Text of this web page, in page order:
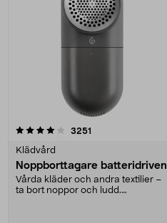
3251
Klädvård
Noppborttagare batteridriven
Vårda kläder och andra textilier –
ta bort noppor och ludd.
4.5av 5 stjärnor